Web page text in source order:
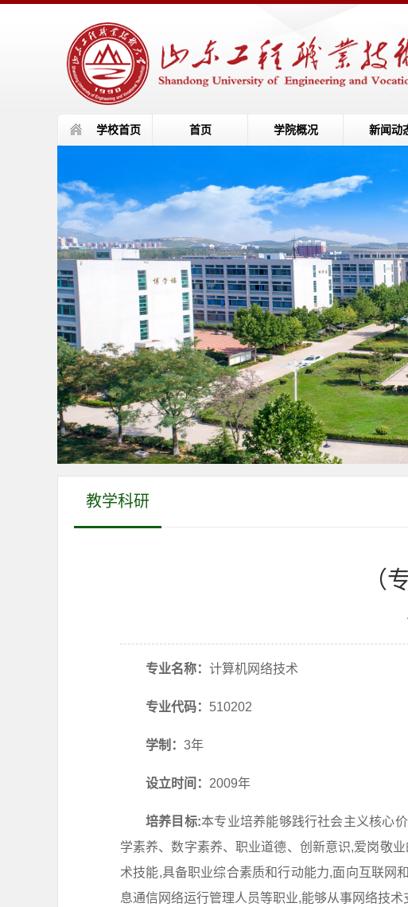
学校首页 首页 学院概况 新闻动
教学科研
（
专业名称： 计算机网络技术
专业代码： 510202
学制： 3年
设立时间： 2009年
培养目标:本专业培养能够践行社会主义核心
学素养、数字素养、职业道德、创新意识,爱岗敬
术技能,具备职业综合素质和行动能力,面向互联网
息通信网络运行管理人员等职业,能够从事网络技